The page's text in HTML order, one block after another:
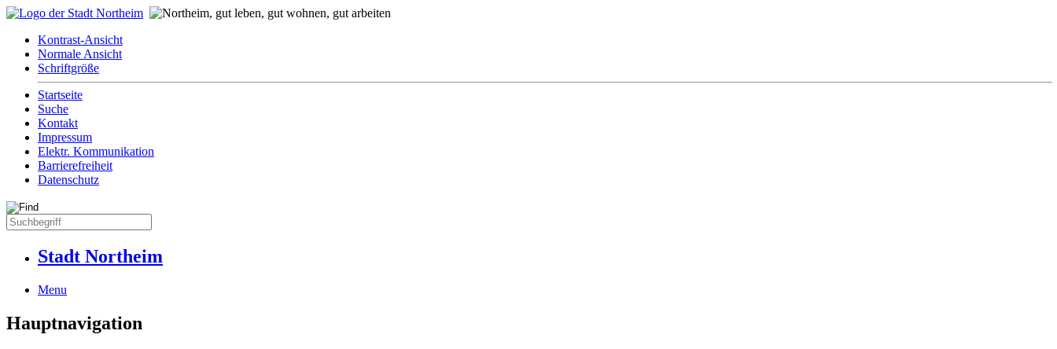
Kontrast-Ansicht
Normale Ansicht
Schriftgröße
Startseite
Suche
Kontakt
Impressum
Elektr. Kommunikation
Barrierefreiheit
Datenschutz
Stadt Northeim
Menu
Hauptnavigation